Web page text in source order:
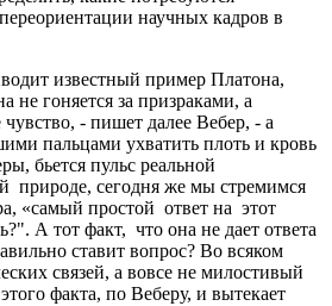
научных кадров в
известный пример Платона,
гоняется за призраками, а
- пишет далее Вебер, - а
пальцами ухватить плоть и кровь
бьется пульс реальной
природе, сегодня же мы стремимся
«самый простой ответ на этот
А тот факт, что она не дает ответа
ставит вопрос? Во всяком
связей, а вовсе не милостивый
факта, по Веберу, и вытекает